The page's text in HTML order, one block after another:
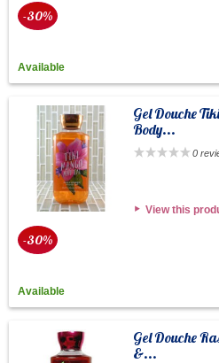
-30%
Available
Gel Douche
Body...
0
View this
-30%
Available
Gel Douche
&...